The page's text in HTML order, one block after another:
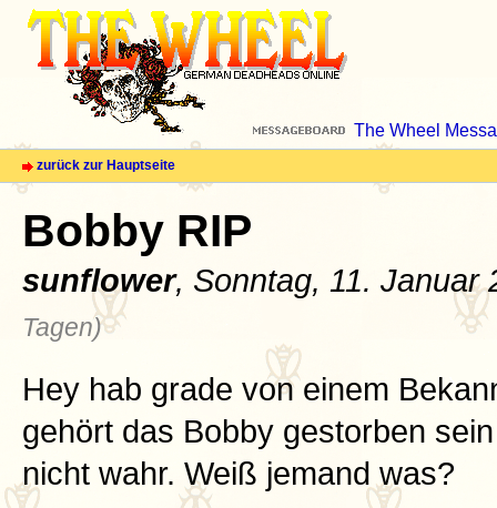
The Wheel
zurück zur Hauptseite
Bobby RIP
sunflower, Sonntag, 11. Januar
Tagen)
Hey hab grade von einem
gehört das Bobby gestorben
nicht wahr. Weiß jemand was?